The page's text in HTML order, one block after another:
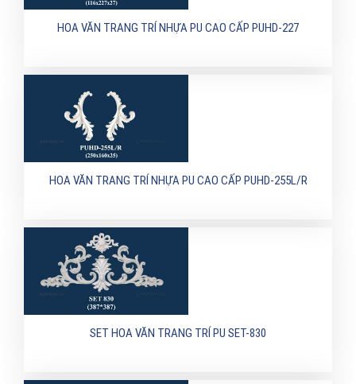
HOA VĂN TRANG TRÍ NHỰA PU CAO CẤP PUHD-227
HOA VĂN TRANG TRÍ NHỰA PU CAO CẤP PUHD-255L/R
SET HOA VĂN TRANG TRÍ PU SET-830